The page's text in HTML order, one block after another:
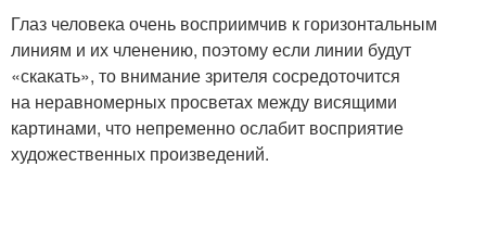
Глаз человека очень восприимчив к горизонтальным
линиям и их членению, поэтому если линии будут
«скакать», то внимание зрителя сосредоточится
на неравномерных просветах между висящими
картинами, что непременно ослабит восприятие
художественных произведений.